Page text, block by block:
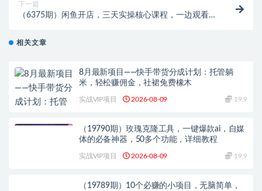
下一篇
（6375期）闲鱼开店，三天实操核心课程，一边观看，
相关文章
8月最新项目——快手带货分成计划：托管躺
米，轻松赚佣金，社裙兔费橡木
实战VIP项目 2026-08-09 19.9
（19790期）玫瑰克隆工具，一键爆款ai，自媒
体的必备神器，50多个功能，详细教程
实战VIP项目 2026-08-09 19.9
（19789期）10个必赚的小项目，无脑简单，